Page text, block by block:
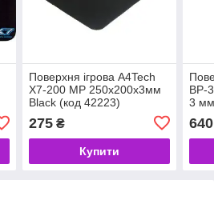
Поверхня ігрова A4Tech
X7-200 MP 250x200x3мм
Black (код 42223)
275₴
Купити
BP-
3
640